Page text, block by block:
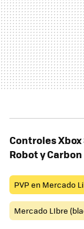
Controles Xbox
Robot y
PVP en Mercado
Mercado LIbre